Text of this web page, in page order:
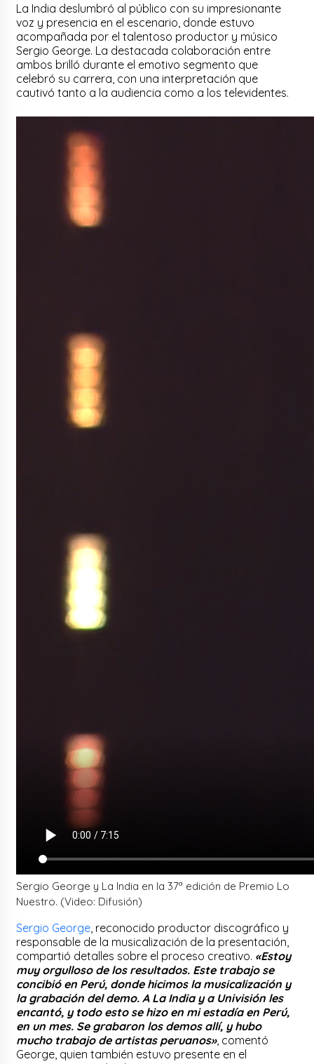
La India deslumbró al público con su impresionante
voz y presencia en el escenario, donde estuvo
acompañada por el talentoso productor y músico
Sergio George. La destacada colaboración entre
ambos brilló durante el emotivo segmento que
celebró su carrera, con una interpretación que
cautivó tanto a la audiencia como a los televidentes.
Sergio George y La India en la 37ª edición de Premio Lo
Nuestro. (Video: Difusión)
Sergio George , reconocido productor discográfico y
responsable de la musicalización de la presentación,
compartió detalles sobre el proceso creativo. «Estoy
muy orgulloso de los resultados. Este trabajo se
concibió en Perú, donde hicimos la musicalización y
la grabación del demo. A La India y a Univisión les
encantó, y todo esto se hizo en mi estadía en Perú,
en un mes. Se grabaron los demos allí, y hubo
mucho trabajo de artistas peruanos», comentó
George, quien también estuvo presente en el